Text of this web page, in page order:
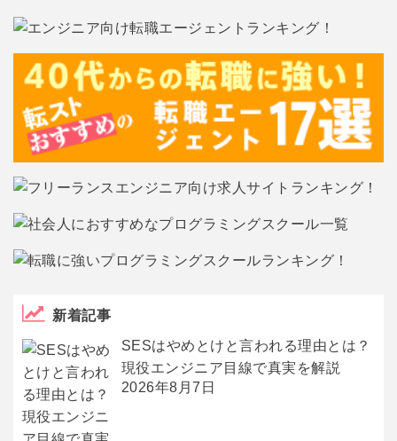
新着記事
SESはやめとけと言われる理由とは？
現役エンジニア目線で真実を解説
2026年8月7日